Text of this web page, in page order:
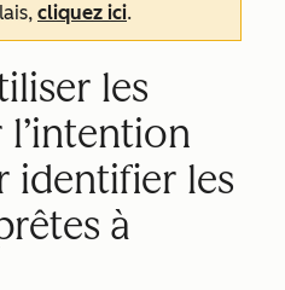
cliquez ici.
les
l’intention
identifier les
à